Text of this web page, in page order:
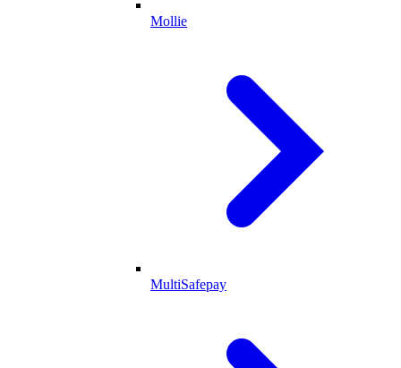
Mollie
MultiSafepay